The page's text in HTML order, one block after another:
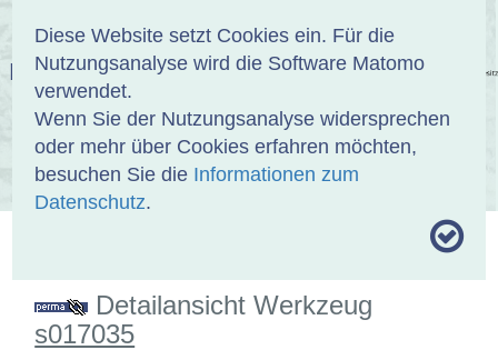
Diese Website setzt Cookies ein. Für die
Nutzungsanalyse wird die Software Matomo
verwendet.
Wenn Sie der Nutzungsanalyse widersprechen
oder mehr über Cookies erfahren möchten,
besuchen Sie die Informationen zum
Datenschutz.
EINBANDDATENBANK
ÜBER UNS SAMMLUNGEN SUCHE
Detailansicht Werkzeug
s017035